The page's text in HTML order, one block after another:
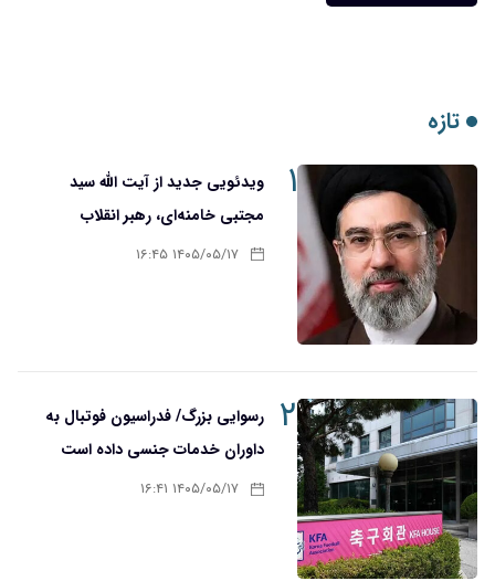
تازه
۱
ویدئویی جدید از آیت الله سید
مجتبی خامنه‌ای، رهبر انقلاب
۱۴۰۵/۰۵/۱۷ ۱۶:۴۵
۲
رسوایی بزرگ/ فدراسیون فوتبال به
داوران خدمات جنسی داده است
۱۴۰۵/۰۵/۱۷ ۱۶:۴۱